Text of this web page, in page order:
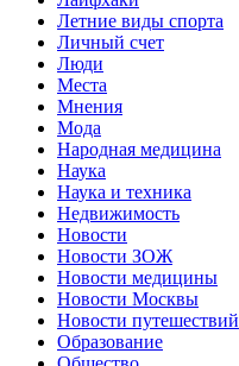
Летние виды спорта
Личный счет
Люди
Места
Мнения
Мода
Народная медицина
Наука
Наука и техника
Недвижимость
Новости
Новости ЗОЖ
Новости медицины
Новости Москвы
Новости путешествий
Образование